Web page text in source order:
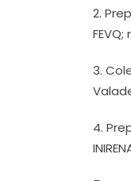
2.
3.
4.